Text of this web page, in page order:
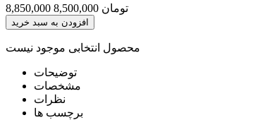
8,850,000
8,500,000 تومان
افزودن به سبد خرید
محصول انتخابی موجود نیست
توضیحات
مشخصات
نظرات
برچسب ها